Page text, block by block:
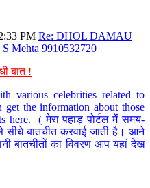
PM Re: DHOL DAMAU
Mehta 9910532720
बात !
various celebrities related to
the information about those
here. ( मेरा पहाड़ पोर्टल में समय-
सीधे बातचीत करवाई जाती है। आने
बातचीतों का विवरण आप यहां देख